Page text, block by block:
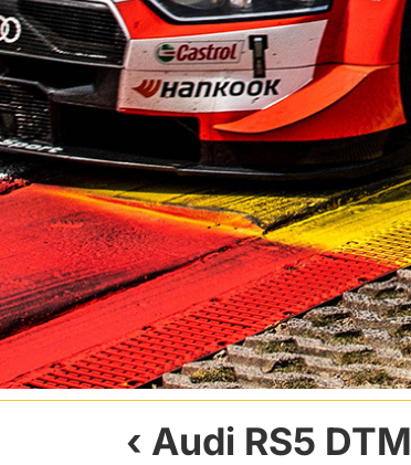
Audi RS5 DTM